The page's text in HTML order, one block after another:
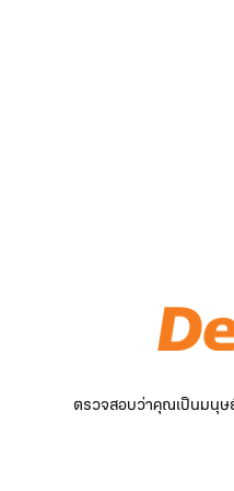
ตรวจสอบว่าคุณเป็นมนุษ